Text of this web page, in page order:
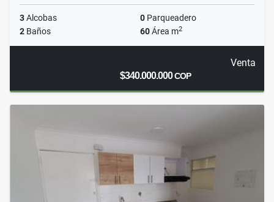
3Alcobas 0 Parqueadero
2 Baños 60Área m2
Venta
$340.000.000COP